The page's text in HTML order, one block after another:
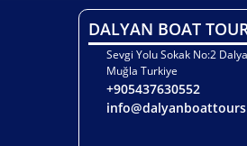
DALYAN BOAT
Sevgi Yolu Sokak No:2
Muğla Turkiye
+905437630552